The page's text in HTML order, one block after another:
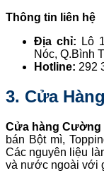
Thông tin liên hệ
Địa chỉ: Lô
Nóc, Q.Bình
Hotline: 292
3. Cửa
Cửa hàng Cường
bán Bột mì,
Các nguyên liệu
và nước ngoài với